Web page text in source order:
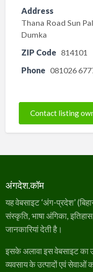
Address
Thana Road Sun
Dumka
ZIP Code 814101
Phone 081026
Contact listing
अंगदेश.कॉम
यह वेबसाइट ‘अंग-प्रदेश’
संस्कृति, भाषा अंगिका,
जानकारियां देती है।
इसके अलावा इस वेबसाइट का
व्यवसाय के उत्पादों एवं सेवाओं